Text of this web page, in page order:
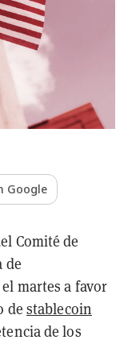
Google
Comité de
de
martes a favor
de stablecoin
de los